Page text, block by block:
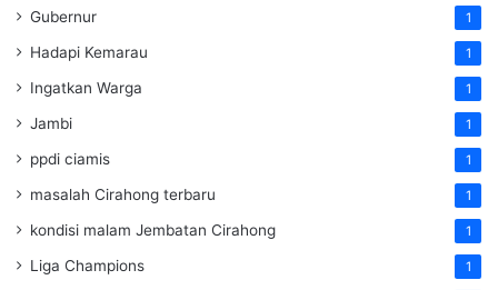
Gubernur 1
Hadapi Kemarau 1
Ingatkan Warga 1
Jambi 1
ppdi ciamis 1
masalah Cirahong terbaru 1
kondisi malam Jembatan Cirahong 1
Liga Champions 1